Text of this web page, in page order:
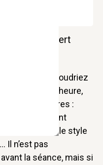
avec Robert
livre ? Vous voudriez
? « Une heure,
et à d’autres :
? Comment
? En quoi le style
Il n’est pas
la séance, mais si